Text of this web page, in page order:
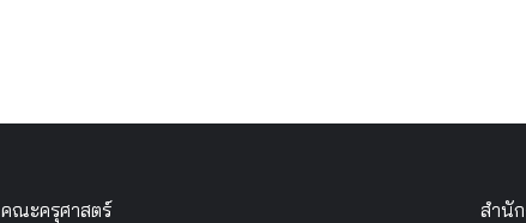
คณะครุศาสตร์
สำนั